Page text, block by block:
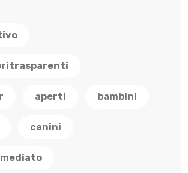
aperti bambini
canini